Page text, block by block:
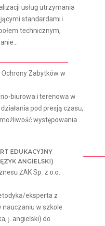
usług utrzymania
standardami i
technicznym,
Zabytków w
biurowa i terenowa w
pod presją czasu,
występowania
EDUKACYJNY
ANGIELSKI)
ŻAK Sp. z o.o.
eksperta z
w szkole
j. angielski) do